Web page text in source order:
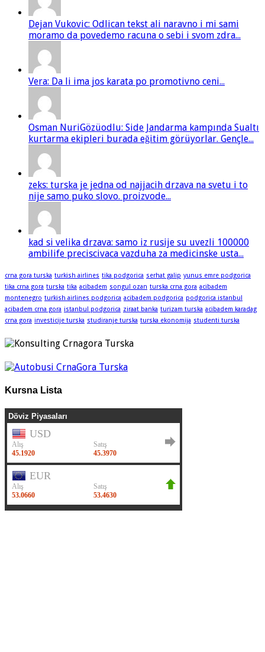
Dejan Vukovic: Odlican tekst ali naravno i mi sami
moramo da povedemo racuna o sebi i svom zdra...
Vera: Da li ima jos karata po promotivno ceni...
Osman NuriGözüodlu: Side Jandarma kampında Sualtı
kurtarma ekipleri burada eğitim görüyorlar. Gençle...
zeks: turska je jedna od najjacih drzava na svetu i to
nije samo puko slovo. proizvode...
kad si velika drzava: samo iz rusije su uvezli 100000
ambilife preciscivaca vazduha za medicinske usta...
crna gora turska turkish airlines tika podgorica serhat galip yunus emre podgorica
tika crna gora turska tika acibadem songul ozan turska crna gora acibadem
montenegro turkish airlines podgorica acibadem podgorica podgorica istanbul
acibadem crna gora istanbul podgorica ziraat banka turizam turska acibadem karadag
crna gora investicije turska studiranje turska turska ekonomija studenti turska
Kursna Lista